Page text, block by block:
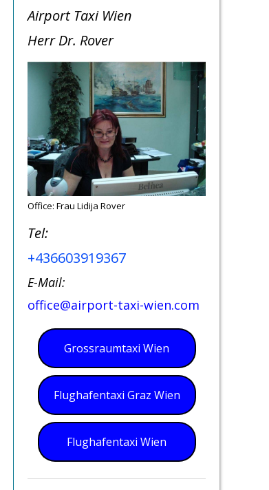
Airport Taxi Wien
Herr Dr. Rover
Office: Frau Lidija Rover
Tel:
+436603919367
E-Mail:
office@airport-taxi-wien.com
Grossraumtaxi Wien
Flughafentaxi Graz Wien
Flughafentaxi Wien